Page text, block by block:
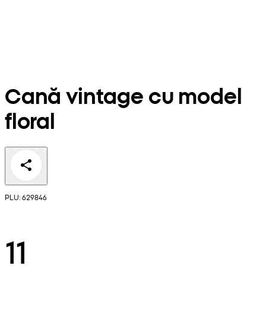
Cană vintage cu model
floral
PLU: 629846
11